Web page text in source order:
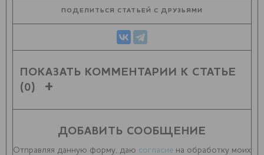
ПОДЕЛИТЬСЯ СТАТЬЕЙ С ДРУЗЬЯМИ
ПОКАЗАТЬ КОММЕНТАРИИ К СТАТЬЕ
(0)
ДОБАВИТЬ СООБЩЕНИЕ
Отправляя данную форму, даю согласие на обработку моих